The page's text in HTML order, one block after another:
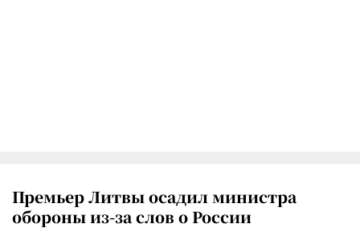
Премьер Литвы осадил министра
обороны из-за слов о России